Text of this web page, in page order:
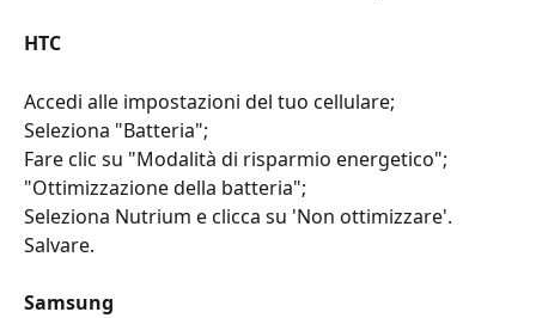
HTC
Accedi alle impostazioni del tuo cellulare;
Seleziona "Batteria";
Fare clic su "Modalità di risparmio energetico";
"Ottimizzazione della batteria";
Seleziona Nutrium e clicca su 'Non ottimizzare'.
Salvare.
Samsung